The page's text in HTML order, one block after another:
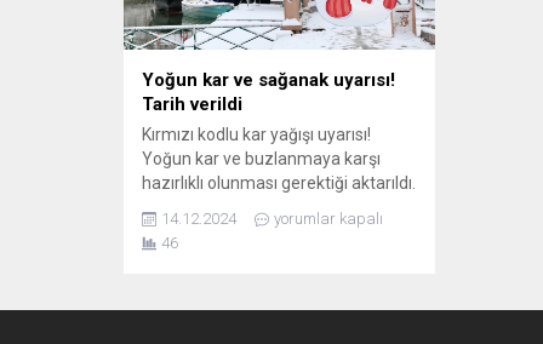
Yoğun kar ve sağanak uyarısı!
Tarih verildi
Kırmızı kodlu kar yağışı uyarısı!
Yoğun kar ve buzlanmaya karşı
hazırlıklı olunması gerektiği aktarıldı.
14.12.2024
yorumlar kapalı
46